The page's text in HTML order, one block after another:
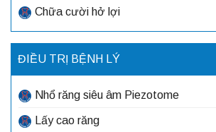
Chữa cười hở lợi
ĐIỀU TRỊ BỆNH LÝ
Nhổ răng siêu âm Piezotome
Lấy cao răng